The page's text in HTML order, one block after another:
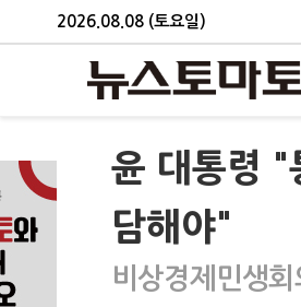
2026.08.08 (토요일)
윤 대통령 "
담해야"
비상경제민생